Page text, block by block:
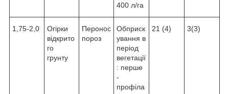
400 л/га
1,75-2,0
Огірки
відкрито
го
грунту
Перонос
пороз
Обприск
ування в
період
вегетації
: перше
-
профіла
21 (4) 3(3)